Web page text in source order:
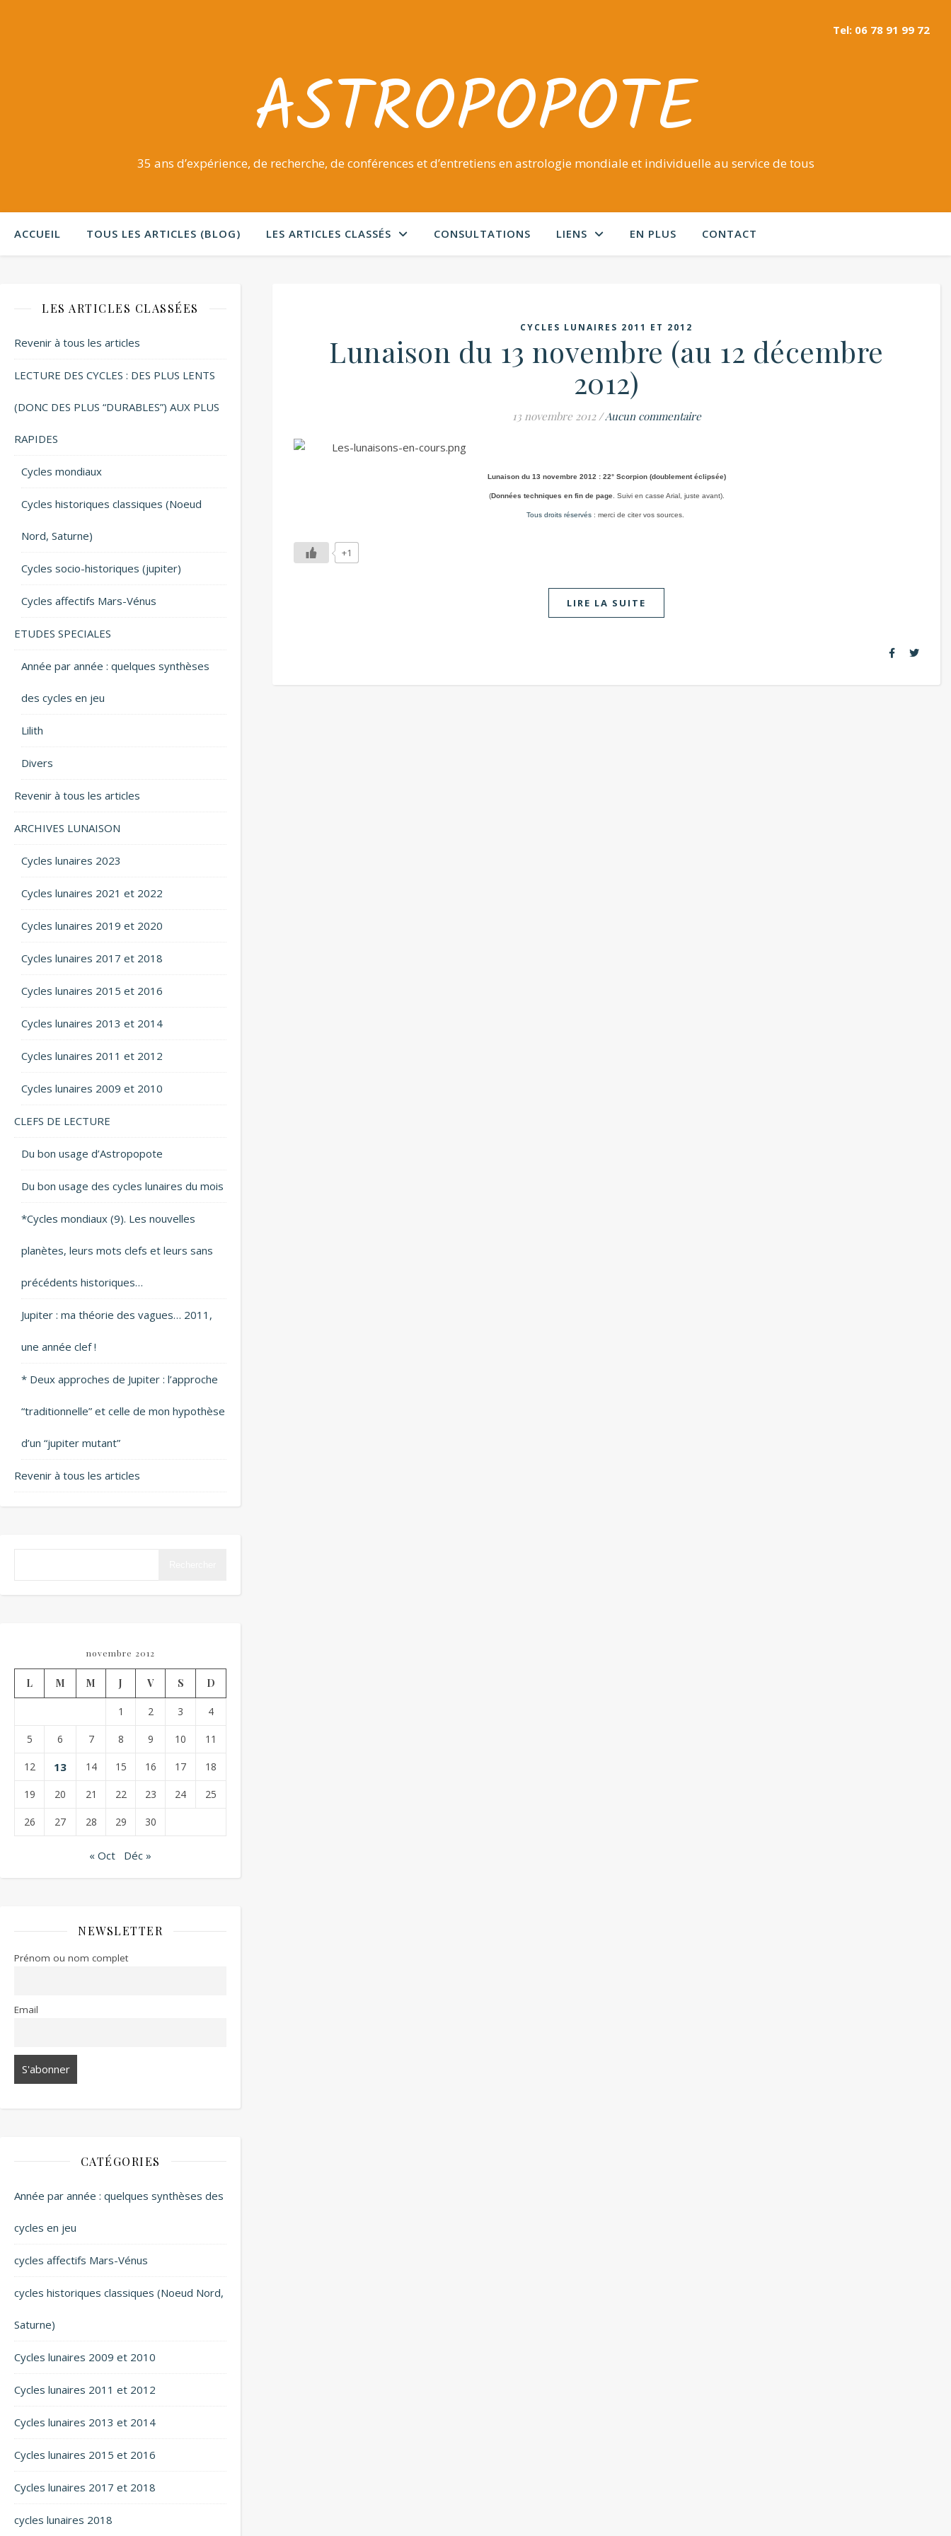
Tel: 06 78 91 99 72
ASTROPOPOTE
35 ans d’expérience, de recherche, de conférences et d’entretiens en astrologie mondiale et individuelle au service de tous
ACCUEIL TOUS LES ARTICLES (BLOG) LES ARTICLES CLASSÉS CONSULTATIONS LIENS EN PLUS CONTACT
LES ARTICLES CLASSÉES
Revenir à tous les articles
LECTURE DES CYCLES : DES PLUS LENTS
(DONC DES PLUS “DURABLES”) AUX PLUS
RAPIDES
Cycles mondiaux
Cycles historiques classiques (Noeud
Nord, Saturne)
Cycles socio-historiques (jupiter)
Cycles affectifs Mars-Vénus
ETUDES SPECIALES
Année par année : quelques synthèses
des cycles en jeu
Lilith
Divers
Revenir à tous les articles
ARCHIVES LUNAISON
Cycles lunaires 2023
Cycles lunaires 2021 et 2022
Cycles lunaires 2019 et 2020
Cycles lunaires 2017 et 2018
Cycles lunaires 2015 et 2016
Cycles lunaires 2013 et 2014
Cycles lunaires 2011 et 2012
Cycles lunaires 2009 et 2010
CLEFS DE LECTURE
Du bon usage d’Astropopote
Du bon usage des cycles lunaires du mois
*Cycles mondiaux (9). Les nouvelles
planètes, leurs mots clefs et leurs sans
précédents historiques…
Jupiter : ma théorie des vagues… 2011,
une année clef !
* Deux approches de Jupiter : l’approche
“traditionnelle” et celle de mon hypothèse
d’un “jupiter mutant”
Revenir à tous les articles
novembre 2012
L M M J V S D
1 2 3 4
5 6 7 8 9 10 11
12 13 14 15 16 17 18
19 20 21 22 23 24 25
26 27 28 29 30
« Oct Déc »
NEWSLETTER
Prénom ou nom complet
Email
CATÉGORIES
Année par année : quelques synthèses des
cycles en jeu
cycles affectifs Mars-Vénus
cycles historiques classiques (Noeud Nord,
Saturne)
Cycles lunaires 2009 et 2010
Cycles lunaires 2011 et 2012
Cycles lunaires 2013 et 2014
Cycles lunaires 2015 et 2016
Cycles lunaires 2017 et 2018
cycles lunaires 2018
CYCLES LUNAIRES 2011 ET 2012
Lunaison du 13 novembre (au 12 décembre
2012)
13 novembre 2012 /Aucun commentaire
Lunaison du 13 novembre 2012 : 22° Scorpion (doublement éclipsée)
(Données techniques en fin de page. Suivi en casse Arial, juste avant).
Tous droits réservés : merci de citer vos sources.
+1
LIRE LA SUITE